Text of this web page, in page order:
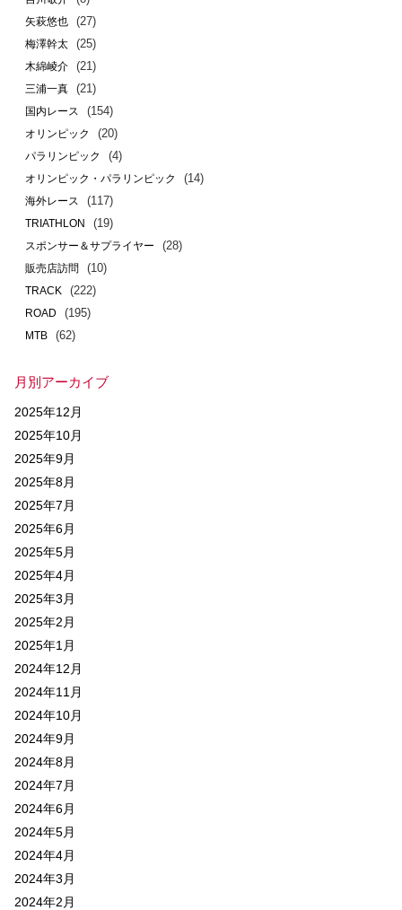
矢萩悠也 (27)
梅澤幹太 (25)
木綿崚介 (21)
三浦一真 (21)
国内レース (154)
オリンピック (20)
パラリンピック (4)
オリンピック・パラリンピック (14)
海外レース (117)
TRIATHLON (19)
スポンサー＆サプライヤー (28)
販売店訪問 (10)
TRACK (222)
ROAD (195)
MTB (62)
月別アーカイブ
2025年12月
2025年10月
2025年9月
2025年8月
2025年7月
2025年6月
2025年5月
2025年4月
2025年3月
2025年2月
2025年1月
2024年12月
2024年11月
2024年10月
2024年9月
2024年8月
2024年7月
2024年6月
2024年5月
2024年4月
2024年3月
2024年2月